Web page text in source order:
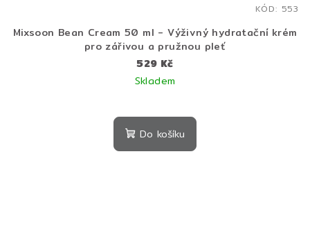
Mixsoon Bean Cream 50 ml - Výživný hydratační krém
pro zářivou a pružnou pleť
529 Kč
Skladem
Do košíku
KÓD: 553